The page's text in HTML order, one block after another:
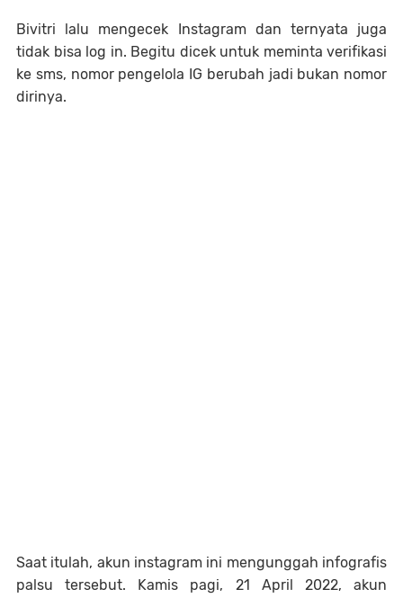
Bivitri lalu mengecek Instagram dan ternyata juga
tidak bisa log in. Begitu dicek untuk meminta verifikasi
ke sms, nomor pengelola IG berubah jadi bukan nomor
dirinya.
Saat itulah, akun instagram ini mengunggah infografis
palsu tersebut. Kamis pagi, 21 April 2022, akun